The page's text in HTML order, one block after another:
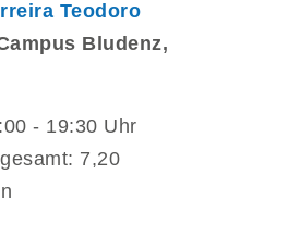
Teodoro
Bludenz,
- 19:30 Uhr
7,20